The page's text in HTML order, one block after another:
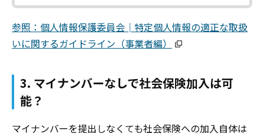
参照：個人情報保護委員会│特定個人情報の適正な取扱
いに関するガイドライン（事業者編）
3. マイナンバーなしで社会保険加入は可
能？
マイナンバーを提出しなくても社会保険への加入自体は